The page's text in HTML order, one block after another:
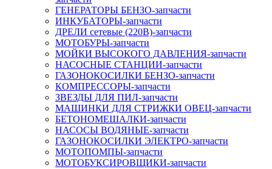
ГЕНЕРАТОРЫ БЕНЗО-запчасти
ИНКУБАТОРЫ-запчасти
ДРЕЛИ сетевые (220В)-запчасти
МОТОБУРЫ-запчасти
МОЙКИ ВЫСОКОГО ДАВЛЕНИЯ-запчасти
НАСОСНЫЕ СТАНЦИИ-запчасти
ГАЗОНОКОСИЛКИ БЕНЗО-запчасти
КОМПРЕССОРЫ-запчасти
ЗВЕЗДЫ ДЛЯ ПИЛ-запчасти
МАШИНКИ ДЛЯ СТРИЖКИ ОВЕЦ-запчасти
БЕТОНОМЕШАЛКИ-запчасти
НАСОСЫ ВОДЯНЫЕ-запчасти
ГАЗОНОКОСИЛКИ ЭЛЕКТРО-запчасти
МОТОПОМПЫ-запчасти
МОТОБУКСИРОВЩИКИ-запчасти